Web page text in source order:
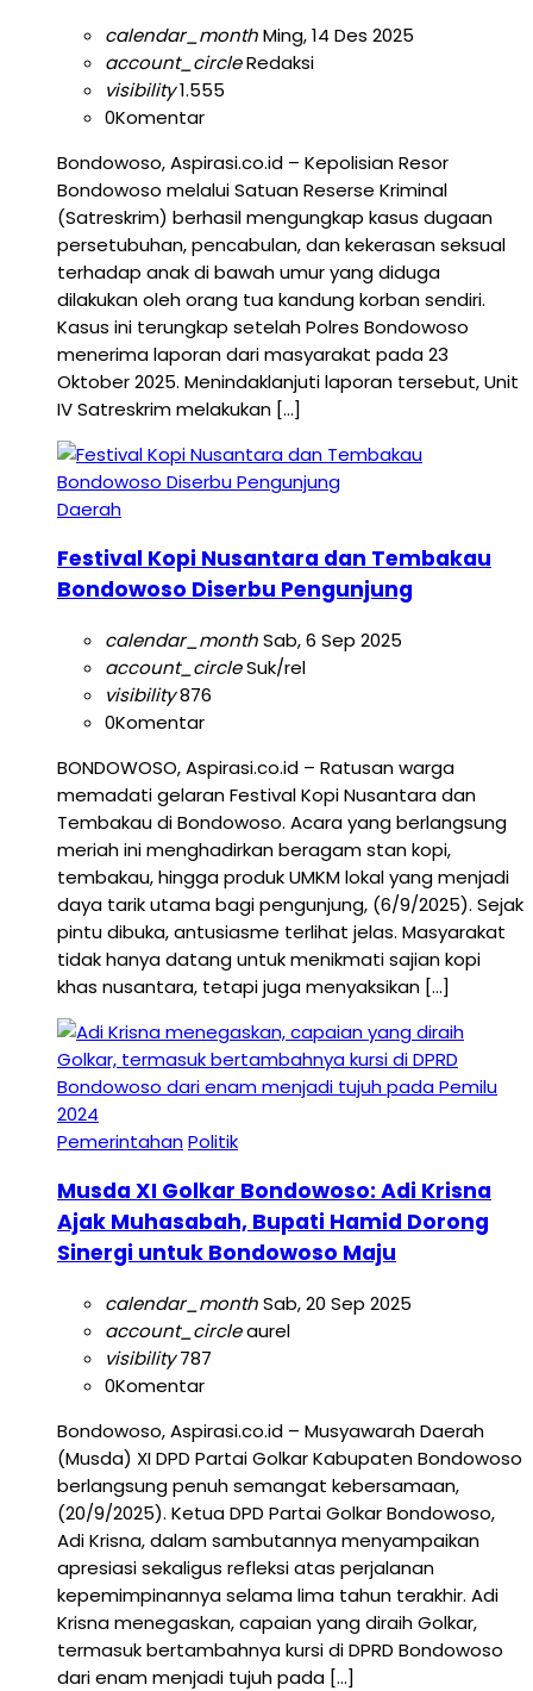
calendar_monthMing, 14 Des 2025
account_circleRedaksi
visibility1.555
0Komentar
Bondowoso, Aspirasi.co.id – Kepolisian Resor
Bondowoso melalui Satuan Reserse Kriminal
(Satreskrim) berhasil mengungkap kasus dugaan
persetubuhan, pencabulan, dan kekerasan seksual
terhadap anak di bawah umur yang diduga
dilakukan oleh orang tua kandung korban sendiri.
Kasus ini terungkap setelah Polres Bondowoso
menerima laporan dari masyarakat pada 23
Oktober 2025. Menindaklanjuti laporan tersebut, Unit
IV Satreskrim melakukan […]
Daerah
Festival Kopi Nusantara dan Tembakau
Bondowoso Diserbu Pengunjung
calendar_monthSab, 6 Sep 2025
account_circleSuk/rel
visibility876
0Komentar
BONDOWOSO, Aspirasi.co.id – Ratusan warga
memadati gelaran Festival Kopi Nusantara dan
Tembakau di Bondowoso. Acara yang berlangsung
meriah ini menghadirkan beragam stan kopi,
tembakau, hingga produk UMKM lokal yang menjadi
daya tarik utama bagi pengunjung, (6/9/2025). Sejak
pintu dibuka, antusiasme terlihat jelas. Masyarakat
tidak hanya datang untuk menikmati sajian kopi
khas nusantara, tetapi juga menyaksikan […]
PemerintahanPolitik
Musda XI Golkar Bondowoso: Adi Krisna
Ajak Muhasabah, Bupati Hamid Dorong
Sinergi untuk Bondowoso Maju
calendar_monthSab, 20 Sep 2025
account_circleaurel
visibility787
0Komentar
Bondowoso, Aspirasi.co.id – Musyawarah Daerah
(Musda) XI DPD Partai Golkar Kabupaten Bondowoso
berlangsung penuh semangat kebersamaan,
(20/9/2025). Ketua DPD Partai Golkar Bondowoso,
Adi Krisna, dalam sambutannya menyampaikan
apresiasi sekaligus refleksi atas perjalanan
kepemimpinannya selama lima tahun terakhir. Adi
Krisna menegaskan, capaian yang diraih Golkar,
termasuk bertambahnya kursi di DPRD Bondowoso
dari enam menjadi tujuh pada […]